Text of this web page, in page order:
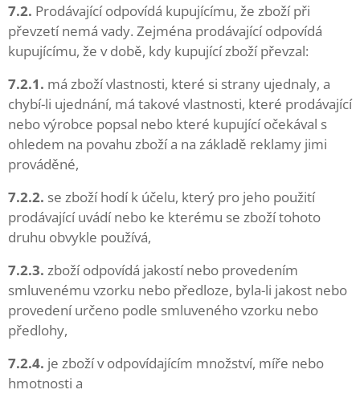
7.2. Prodávající odpovídá kupujícímu, že zboží při
převzetí nemá vady. Zejména prodávající odpovídá
kupujícímu, že v době, kdy kupující zboží převzal:
7.2.1. má zboží vlastnosti, které si strany ujednaly, a
chybí-li ujednání, má takové vlastnosti, které prodávající
nebo výrobce popsal nebo které kupující očekával s
ohledem na povahu zboží a na základě reklamy jimi
prováděné,
7.2.2. se zboží hodí k účelu, který pro jeho použití
prodávající uvádí nebo ke kterému se zboží tohoto
druhu obvykle používá,
7.2.3. zboží odpovídá jakostí nebo provedením
smluvenému vzorku nebo předloze, byla-li jakost nebo
provedení určeno podle smluveného vzorku nebo
předlohy,
7.2.4. je zboží v odpovídajícím množství, míře nebo
hmotnosti a